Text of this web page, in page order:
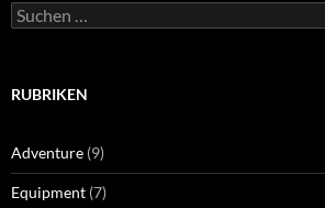
Suchen
nach:
RUBRIKEN
Adventure (9)
Equipment (7)